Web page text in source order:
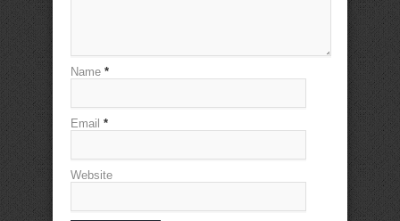
Name *
Email *
Website